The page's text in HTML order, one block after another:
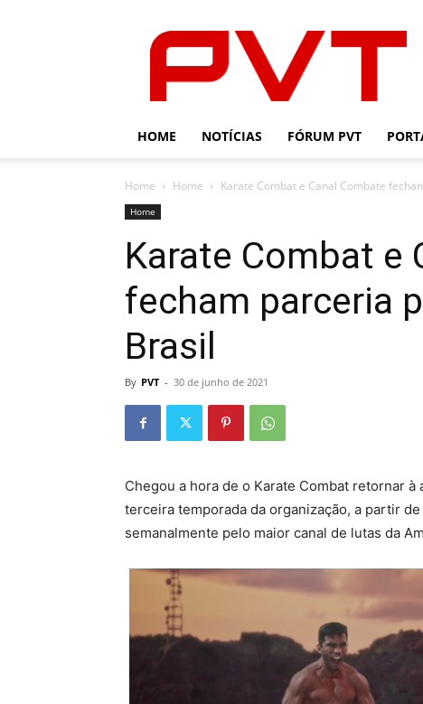
HOME NOTÍCIAS FÓRUM PVT
Home Home Karate Combat e Canal Combate
Home
Karate Combat e
fecham parceria
Brasil
By PVT - 30 de junho de 2021
Chegou a hora de o Karate Combat retornar
terceira temporada da organização, a partir
semanalmente pelo maior canal de lutas da